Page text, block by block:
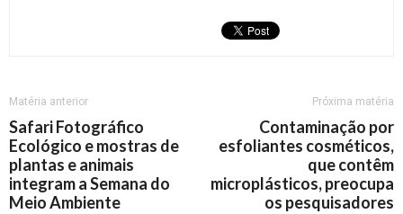
Matéria anterior
Safari Fotográfico
Ecológico e mostras de
plantas e animais
integram a Semana do
Meio Ambiente
Próxima matéria
Contaminação por
esfoliantes cosméticos,
que contêm
microplásticos, preocupa
os pesquisadores